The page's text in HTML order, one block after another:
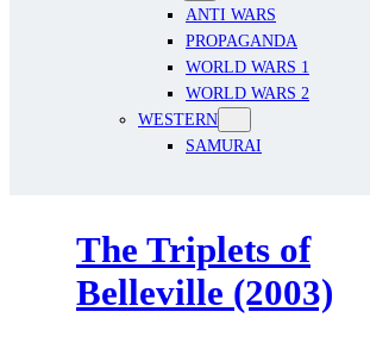
ANTI WARS
PROPAGANDA
WORLD WARS 1
WORLD WARS 2
WESTERN
SAMURAI
The Triplets of
Belleville (2003)